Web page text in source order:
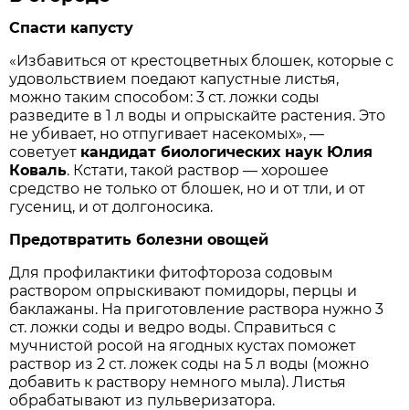
Спасти капусту
«Избавиться от крестоцветных блошек, которые с
удовольствием поедают капустные листья,
можно таким способом: 3 ст. ложки соды
разведите в 1 л воды и опрыскайте растения. Это
не убивает, но отпугивает насекомых», —
советует кандидат биологических наук Юлия
Коваль. Кстати, такой раствор — хорошее
средство не только от блошек, но и от тли, и от
гусениц, и от долгоносика.
Предотвратить болезни овощей
Для профилактики фитофтороза содовым
раствором опрыскивают помидоры, перцы и
баклажаны. На приготовление раствора нужно 3
ст. ложки соды и ведро воды. Справиться с
мучнистой росой на ягодных кустах поможет
раствор из 2 ст. ложек соды на 5 л воды (можно
добавить к раствору немного мыла). Листья
обрабатывают из пульверизатора.